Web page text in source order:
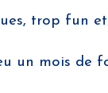
trop fun
un mois de